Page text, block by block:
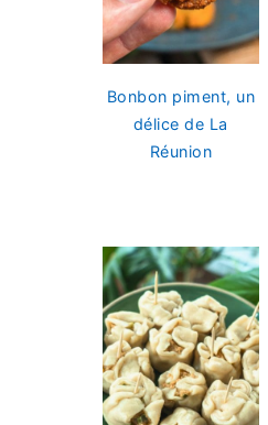
Bonbon piment, un
délice de La
Réunion